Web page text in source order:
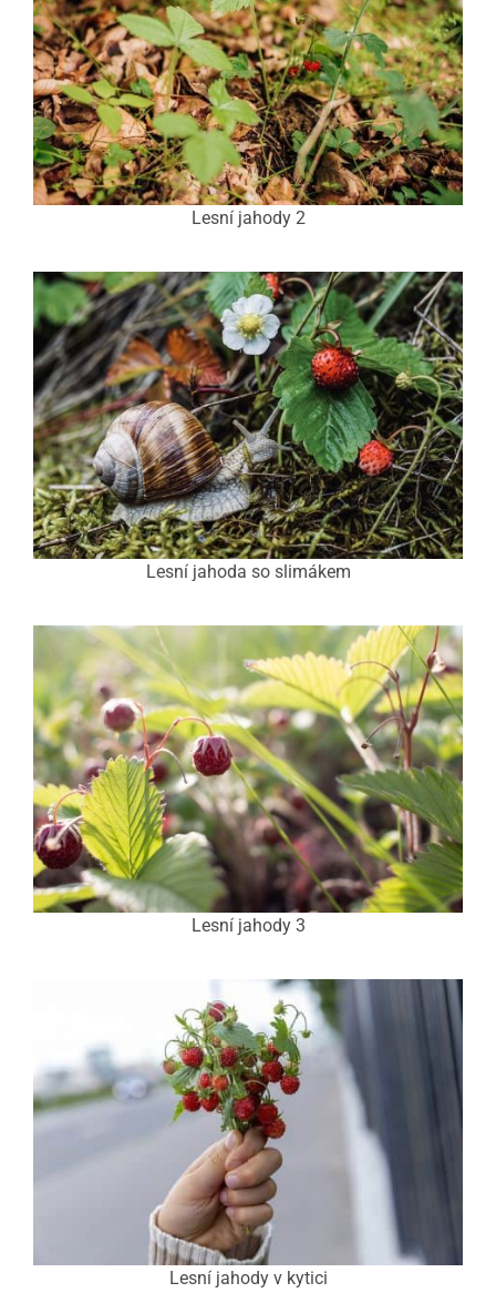
Lesní jahody 2
Lesní jahoda so slimákem
Lesní jahody 3
Lesní jahody v kytici